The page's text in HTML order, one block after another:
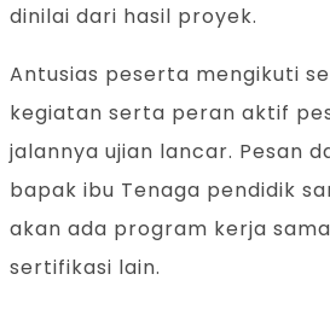
dinilai dari hasil proyek.
Antusias peserta mengikuti
kegiatan serta peran aktif
jalannya ujian lancar. Pesan
bapak ibu Tenaga pendidik
akan ada program kerja
sertifikasi lain.